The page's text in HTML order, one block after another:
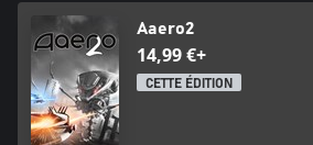
Aaero2
14,99 €+
CETTE ÉDITION